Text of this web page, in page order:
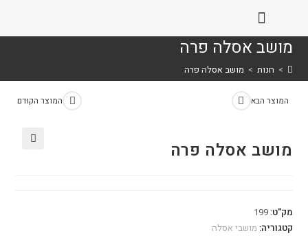
מושב אסלה פרה
> חנות > מושב אסלה פרה
המוצר הקודם המוצר הבא
מושב אסלה פרה
מק"ט:199
קטגוריה: מושבי אסלה